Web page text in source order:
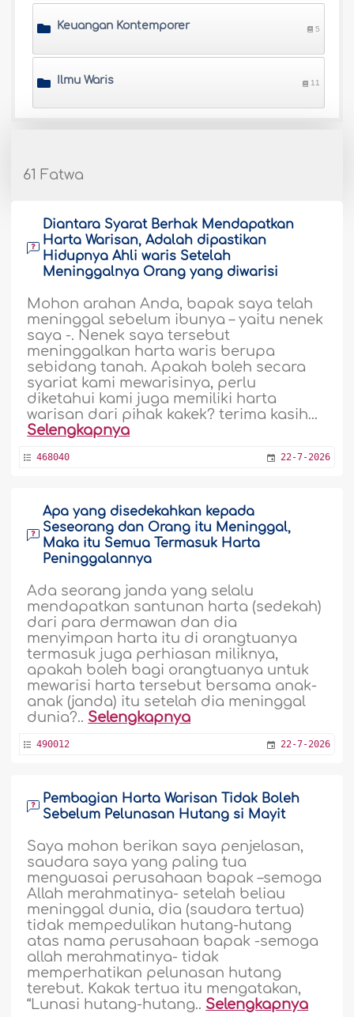
Keuangan Kontemporer 5
Ilmu Waris 11
61 Fatwa
Diantara Syarat Berhak Mendapatkan
Harta Warisan, Adalah dipastikan
Hidupnya Ahli waris Setelah
Meninggalnya Orang yang diwarisi
Mohon arahan Anda, bapak saya telah
meninggal sebelum ibunya – yaitu nenek
saya -. Nenek saya tersebut
meninggalkan harta waris berupa
sebidang tanah. Apakah boleh secara
syariat kami mewarisinya, perlu
diketahui kami juga memiliki harta
warisan dari pihak kakek? terima kasih...
Selengkapnya
468040 22-7-2026
Apa yang disedekahkan kepada
Seseorang dan Orang itu Meninggal,
Maka itu Semua Termasuk Harta
Peninggalannya
Ada seorang janda yang selalu
mendapatkan santunan harta (sedekah)
dari para dermawan dan dia
menyimpan harta itu di orangtuanya
termasuk juga perhiasan miliknya,
apakah boleh bagi orangtuanya untuk
mewarisi harta tersebut bersama anak-
anak (janda) itu setelah dia meninggal
dunia?.. Selengkapnya
490012 22-7-2026
Pembagian Harta Warisan Tidak Boleh
Sebelum Pelunasan Hutang si Mayit
Saya mohon berikan saya penjelasan,
saudara saya yang paling tua
menguasai perusahaan bapak –semoga
Allah merahmatinya- setelah beliau
meninggal dunia, dia (saudara tertua)
tidak mempedulikan hutang-hutang
atas nama perusahaan bapak -semoga
allah merahmatinya- tidak
memperhatikan pelunasan hutang
terebut. Kakak tertua itu mengatakan,
“Lunasi hutang-hutang.. Selengkapnya